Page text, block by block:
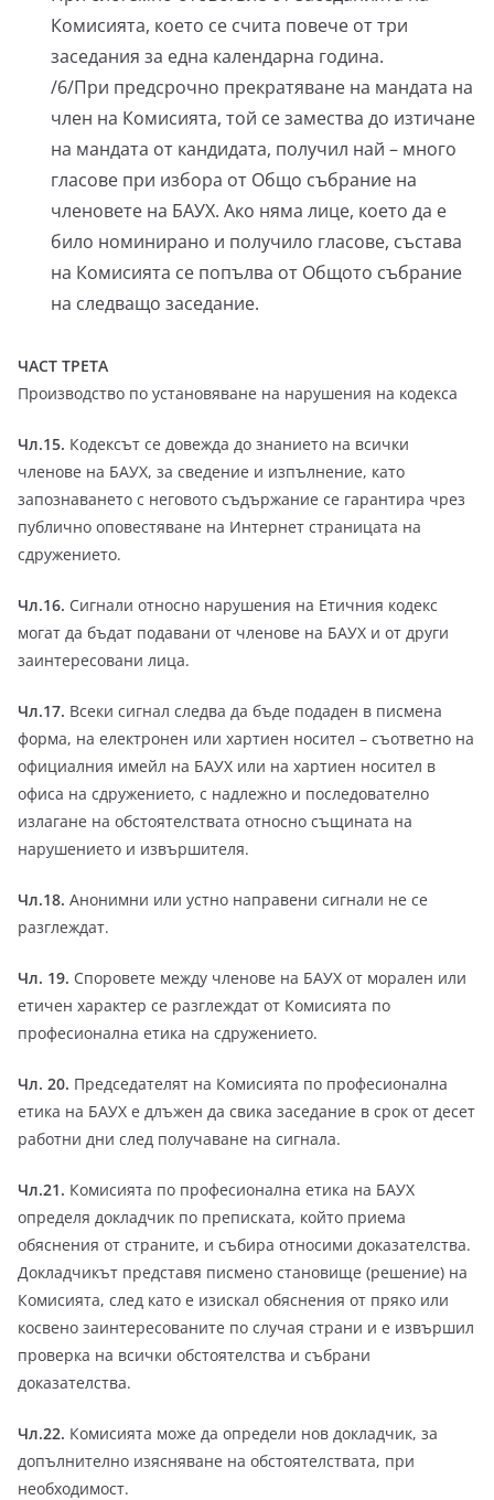
Комисията, което се счита повече от три
заседания за една календарна година.
/6/При предсрочно прекратяване на мандата на
член на Комисията, той се замества до изтичане
на мандата от кандидата, получил най – много
гласове при избора от Общо събрание на
членовете на БАУХ. Ако няма лице, което да е
било номинирано и получило гласове, състава
на Комисията се попълва от Общото събрание
на следващо заседание.
ЧАСТ ТРЕТА
Производство по установяване на нарушения на кодекса
Чл.15. Кодексът се довежда до знанието на всички
членове на БАУХ, за сведение и изпълнение, като
запознаването с неговото съдържание се гарантира чрез
публично оповестяване на Интернет страницата на
сдружението.
Чл.16. Сигнали относно нарушения на Етичния кодекс
могат да бъдат подавани от членове на БАУХ и от други
заинтересовани лица.
Чл.17. Всеки сигнал следва да бъде подаден в писмена
форма, на електронен или хартиен носител – съответно на
официалния имейл на БАУХ или на хартиен носител в
офиса на сдружението, с надлежно и последователно
излагане на обстоятелствата относно същината на
нарушението и извършителя.
Чл.18. Анонимни или устно направени сигнали не се
разглеждат.
Чл. 19. Споровете между членове на БАУХ от морален или
етичен характер се разглеждат от Комисията по
професионална етика на сдружението.
Чл. 20. Председателят на Комисията по професионална
етика на БАУХ е длъжен да свика заседание в срок от десет
работни дни след получаване на сигнала.
Чл.21. Комисията по професионална етика на БАУХ
определя докладчик по преписката, който приема
обяснения от страните, и събира относими доказателства.
Докладчикът представя писмено становище (решение) на
Комисията, след като е изискал обяснения от пряко или
косвено заинтересованите по случая страни и е извършил
проверка на всички обстоятелства и събрани
доказателства.
Чл.22. Комисията може да определи нов докладчик, за
допълнително изясняване на обстоятелствата, при
необходимост.